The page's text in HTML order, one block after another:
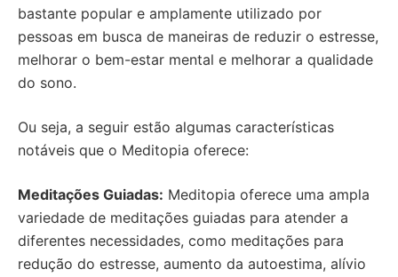
bastante popular e amplamente utilizado por
pessoas em busca de maneiras de reduzir o estresse,
melhorar o bem-estar mental e melhorar a qualidade
do sono.
Ou seja, a seguir estão algumas características
notáveis que o Meditopia oferece:
Meditações Guiadas: Meditopia oferece uma ampla
variedade de meditações guiadas para atender a
diferentes necessidades, como meditações para
redução do estresse, aumento da autoestima, alívio